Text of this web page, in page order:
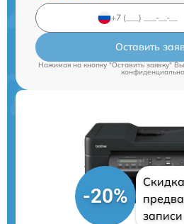
Оставить
Нажимая на кнопку "Оставить заявку"
-20%